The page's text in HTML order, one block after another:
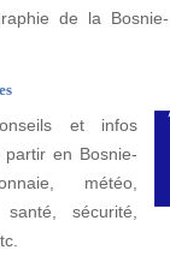
de la Bosnie-
et infos
en Bosnie-
météo,
sécurité,